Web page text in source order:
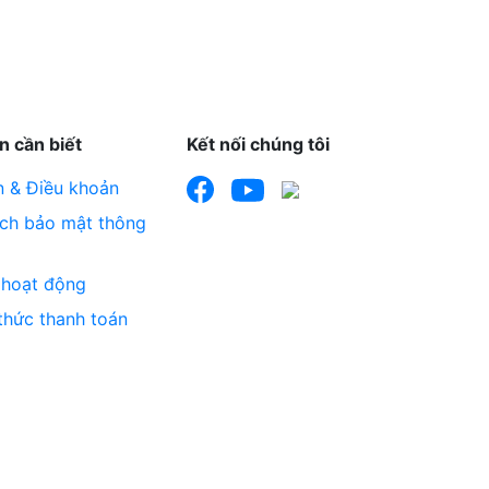
cần biết
& Điều khoản
bảo mật thông
động
thanh toán
Kết nối chúng tôi